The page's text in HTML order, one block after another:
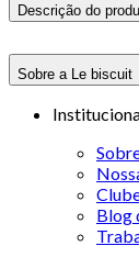
Descrição do
Sobre a Le biscuit
Blog